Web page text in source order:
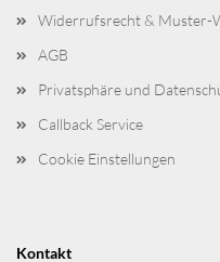
Widerrufsrecht & Muster-
AGB
Privatsphäre und
Callback Service
Cookie Einstellungen
Kontakt